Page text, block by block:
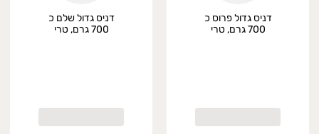
דניס גדול פרוס כ
700 גרם, טרי
דניס גדול שלם כ
700 גרם, טרי